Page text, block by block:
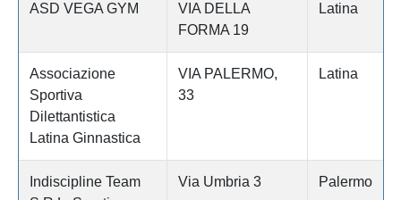
ASD VEGA GYM
VIA DELLA
FORMA 19
Latina
Associazione
Sportiva
Dilettantistica
Latina Ginnastica
VIA PALERMO,
33
Latina
Indiscipline Team
Via Umbria 3 Palermo